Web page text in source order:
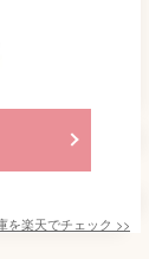
を楽天でチェック >>